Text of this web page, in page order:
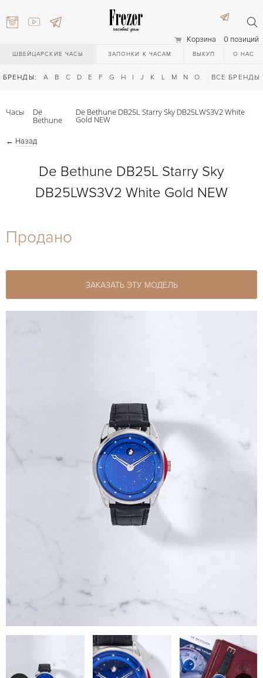
Корзина 0 позиций
ШВЕЙЦАРСКИЕ ЧАСЫ ЗАПОНКИ К ЧАСАМ ВЫКУП О НАС
БРЕНДЫ: A B C D E F G H I J K L M N O Q R S T
ВСЕ БРЕНДЫ
27-44
Часы De
Bethune
De Bethune DB25L Starry Sky DB25LWS3V2 White
Gold NEW
← Назад
De Bethune DB25L Starry Sky
DB25LWS3V2 White Gold NEW
Продано
ЗАКАЗАТЬ ЭТУ МОДЕЛЬ